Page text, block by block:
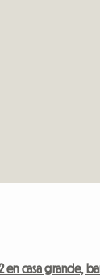
en casa grande,